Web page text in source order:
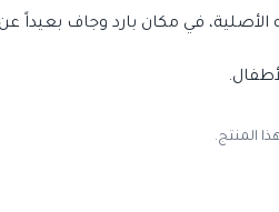
في مكان بارد وجاف بعيداً
المنتج.